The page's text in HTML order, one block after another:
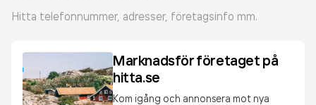
Hitta telefonnummer, adresser, företagsinfo mm.
Marknadsför företaget på
hitta.se
Kom igång och annonsera mot nya